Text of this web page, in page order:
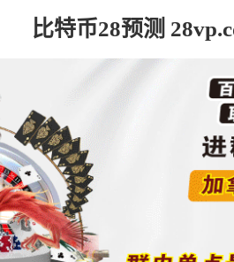
比特币28预测